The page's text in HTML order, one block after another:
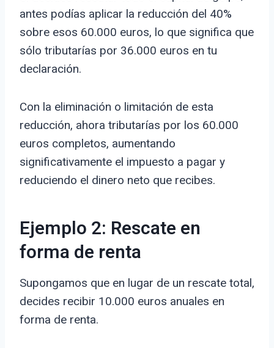
antes podías aplicar la reducción del 40%
sobre esos 60.000 euros, lo que significa que
sólo tributarías por 36.000 euros en tu
declaración.
Con la eliminación o limitación de esta
reducción, ahora tributarías por los 60.000
euros completos, aumentando
significativamente el impuesto a pagar y
reduciendo el dinero neto que recibes.
Ejemplo 2: Rescate en
forma de renta
Supongamos que en lugar de un rescate total,
decides recibir 10.000 euros anuales en
forma de renta.